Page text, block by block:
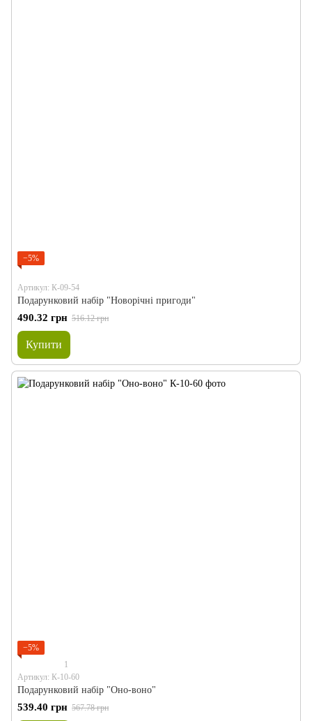
−5%
Артикул: К-09-54
Подарунковий набір "Новорічні пригоди"
490.32 грн 516.12 грн
Купити
−5%
1
Артикул: К-10-60
Подарунковий набір "Оно-воно"
539.40 грн 567.78 грн